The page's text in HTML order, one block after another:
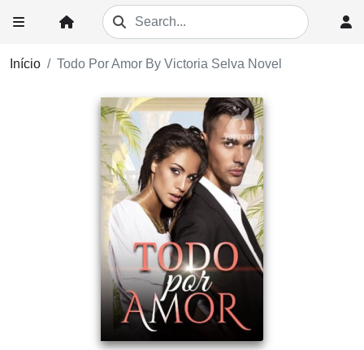
Início Todo Por Amor By Victoria Selva Novel